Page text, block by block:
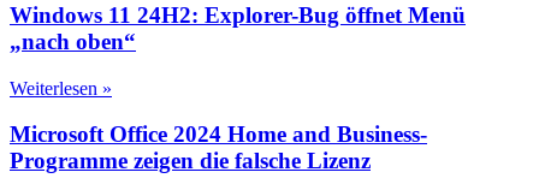
Windows 11 24H2: Explorer-Bug öffnet Menü
„nach oben“
Weiterlesen »
Microsoft Office 2024 Home and Business-
Programme zeigen die falsche Lizenz